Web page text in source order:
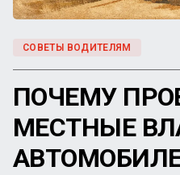
СОВЕТЫ ВОДИТЕЛЯМ
ПОЧЕМУ
МЕСТНЫЕ